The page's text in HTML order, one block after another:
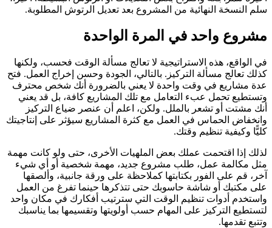
سلم النسخة النهائية من المشروع بعد تعديل الرتوش المطلوبة.
مشروع واحد في المرة الواحدة
في الواقع، هذه الاستراتيجية لا تعالج مسألة الوقت فحسب، ولكنها
كذلك تعالج مسألة التركيز. بالتالي، الجودة وحسن إخراج العمل. فتح
عدة مشاريع في وقت واحدة لا يعني بالضرورة أنك شخص محترف
وتستطيع تحمل عبء التعامل مع تلك المشاريع كافة، بل قد يعني
أنك مشتت أو تشعر بالملل. ولكن، اعلم أن عنصر ضياع التركيز
وانخفاض الحماس في العمل مع كثرة المشاريع سيؤثر على إنتاجيتك
كليًّا وكيفية تنظيم وقتك.
لذلك إذا اقتحمت عملك بعض الملهيات الأخرى، حتى ولو كانت مهمة
مثل مكالمة عمل، طلب مشروع جديد، مهمة شخصية أو أي شيء
آخر، قم على الفور بكتابتها كملاحظة على ورقة جانبية، وألصقها
على مكتبك أو شاشة حاسوبك حتى تتذكرها حينما تفرغ من العمل
واستخدم أدوات تنظيم الوقت التي سترتيب أفكارك في مكان واحد
لتستطيع التركيز على المهام حسب أولويتها وتقسيمها بما يناسبك
وتتبع تقدمها.